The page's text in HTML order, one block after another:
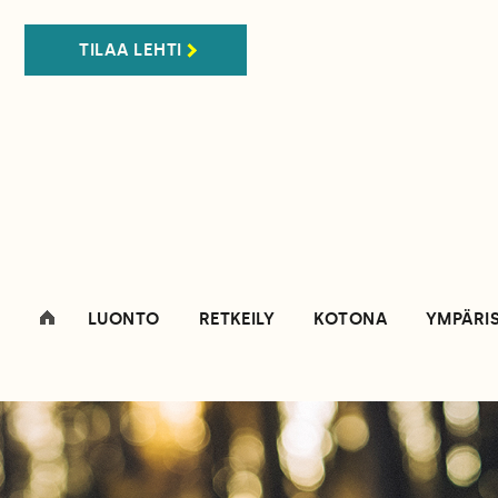
TILAA LEHTI
LUONTO RETKEILY KOTONA